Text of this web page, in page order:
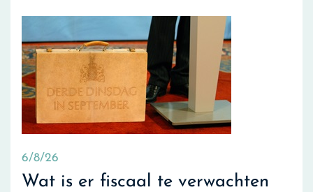
6/8/26
Wat is er fiscaal te verwachten